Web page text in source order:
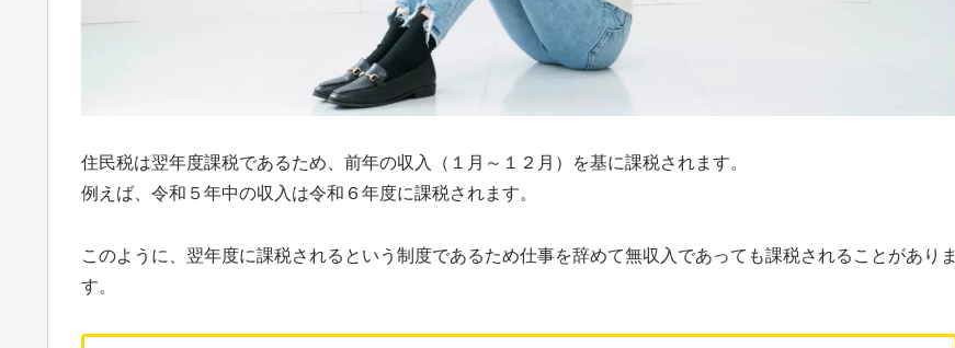
住民税は翌年度課税であるため、前年の収入（１月～１２月）を基に課税されます。
例えば、令和５年中の収入は令和６年度に課税されます。
このように、翌年度に課税されるという制度であるため仕事を辞めて無収入であっても課税されることがありま
す。